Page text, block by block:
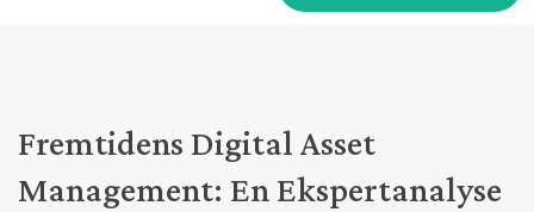
Fremtidens Digital Asset
Management: En Ekspertanalyse